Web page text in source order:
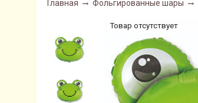
Главная Фольгированные шары
Товар отсутствует